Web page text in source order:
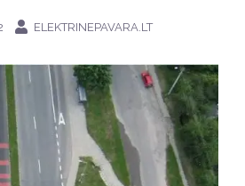
ELEKTRINEPAVARA.LT